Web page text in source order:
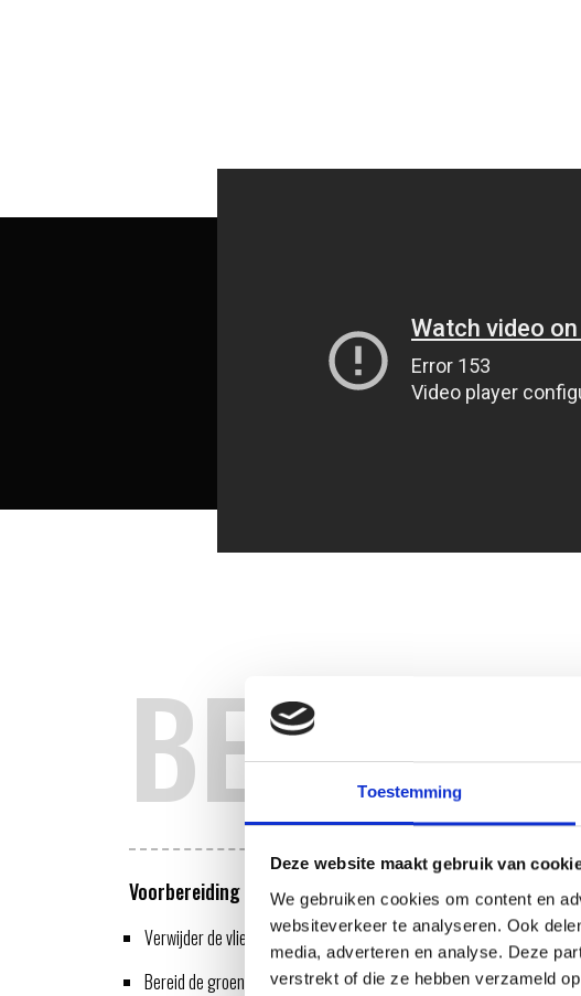
Toestemming
Deze website maakt gebruik van
We gebruiken cookies om content en
websiteverkeer te analyseren. Ook
media, adverteren en analyse. Deze
verstrekt of die ze hebben verzameld
Voorbereiding in de keuken
Verwijder de vliezen van de varkenswangen. Je kan dit ook aan je
Bereid de groenten voor: Snijd de uien, snijd de wortels en de knoflook